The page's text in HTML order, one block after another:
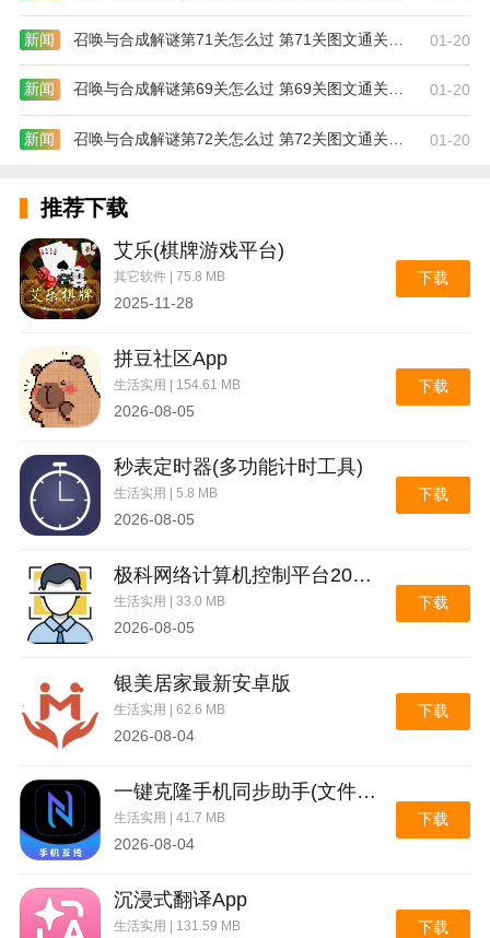
2.收藏管理。各种你比较喜欢的书都可以通过收藏轻松
管理。
3.模拟翻页，还配备了模拟翻页的设计，可以体验更真
实的小说阅读体验等。
4.有趣的社交互动，承载各种话题圈供书友谈论，轻松
新闻 召唤与合成解谜第71关怎么过 第71关图文通关攻略 01-20
新闻 召唤与合成解谜第69关怎么过 第69关图文通关攻略 01-20
新闻 召唤与合成解谜第72关怎么过 第72关图文通关攻略 01-20
推荐下载
艾乐(棋牌游戏平台)
其它软件 | 75.8 MB
2025-11-28
下载
拼豆社区App
生活实用 | 154.61 MB
2026-08-05
下载
秒表定时器(多功能计时工具)
生活实用 | 5.8 MB
2026-08-05
下载
极科网络计算机控制平台2026官方最新版本
生活实用 | 33.0 MB
2026-08-05
下载
银美居家最新安卓版
生活实用 | 62.6 MB
2026-08-04
下载
一键克隆手机同步助手(文件极速互传)
生活实用 | 41.7 MB
2026-08-04
下载
沉浸式翻译App
生活实用 | 131.59 MB 下载